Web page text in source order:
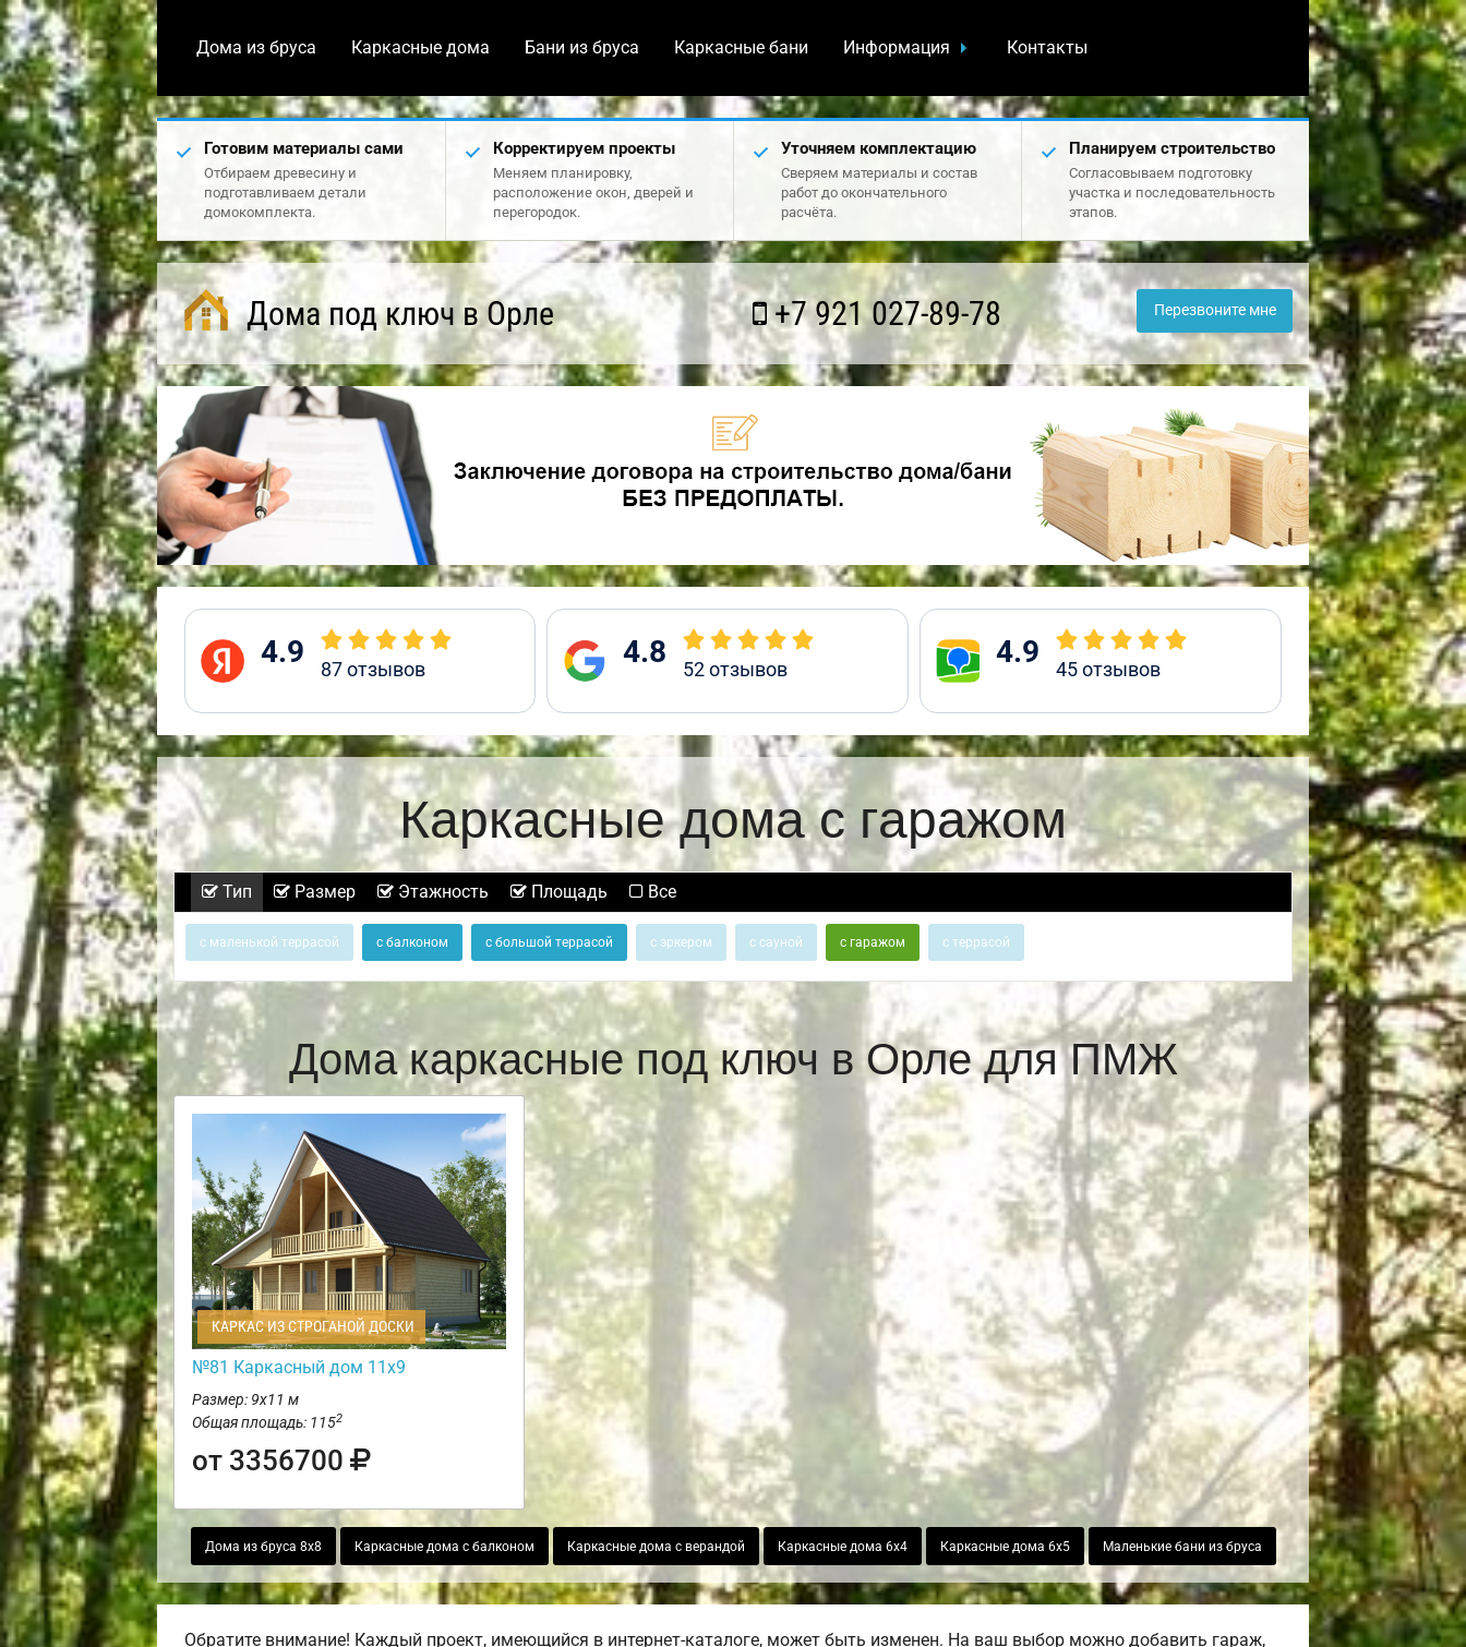
Дома из бруса Каркасные дома Бани из бруса Каркасные бани Информация Контакты
Готовим материалы сами
Отбираем древесину и
подготавливаем детали
домокомплекта.
Корректируем проекты
Меняем планировку,
расположение окон, дверей и
перегородок.
Уточняем комплектацию
Сверяем материалы и состав
работ до окончательного
расчёта.
Планируем строительство
Согласовываем подготовку
участка и последовательность
этапов.
Дома под ключ в Орле +7 921 027-89-78 Перезвоните мне
4.9 87отзывов 4.8 52отзывов 4.9 45отзывов
Каркасные дома с гаражом
Тип Размер Этажность Площадь Все
с маленькой террасой с балконом с большой террасой с эркером с сауной с гаражом с террасой
Дома каркасные под ключ в Орле для ПМЖ
КАРКАС ИЗ СТРОГАНОЙ ДОСКИ
№81 Каркасный дом 11х9
Размер: 9х11 м
Общая площадь: 1152
от 3356700
Дома из бруса 8х8 Каркасные дома с балконом Каркасные дома с верандой Каркасные дома 6х4 Каркасные дома 6х5 Маленькие бани из бруса
Обратите внимание! Каждый проект, имеющийся в интернет-каталоге, может быть изменен. На ваш выбор можно добавить гараж,